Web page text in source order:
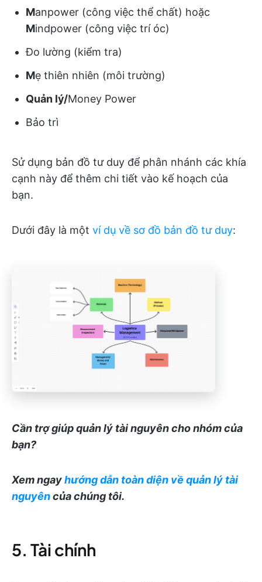
Manpower (công việc thể chất) hoặc
Mindpower (công việc trí óc)
Đo lường (kiểm tra)
Mẹ thiên nhiên (môi trường)
Quản lý/Money Power
Bảo trì
Sử dụng bản đồ tư duy để phân nhánh các khía
cạnh này để thêm chi tiết vào kế hoạch của
bạn.
Dưới đây là một ví dụ về sơ đồ bản đồ tư duy:
Cần trợ giúp quản lý tài nguyên cho nhóm của
bạn?
Xem ngayhướng dẫn toàn diện về quản lý tài
nguyêncủa chúng tôi.
5. Tài chính